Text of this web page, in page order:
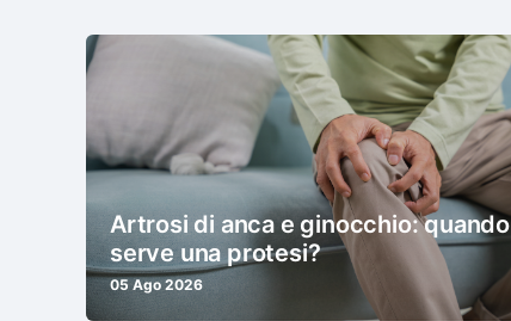
Artrosi di anca e ginocchio: quando
serve una protesi?
05 Ago 2026